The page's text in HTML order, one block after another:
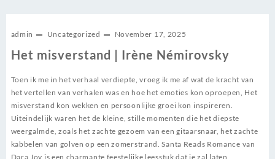
admin Uncategorized November 17, 2025
Het misverstand | Irène Némirovsky
Toen ik me in het verhaal verdiepte, vroeg ik me af wat de kracht van
het vertellen van verhalen was en hoe het emoties kon oproepen, Het
misverstand kon wekken en persoonlijke groei kon inspireren.
Uiteindelijk waren het de kleine, stille momenten die het diepste
weergalmde, zoals het zachte gezoem van een gitaarsnaar, het zachte
kabbelen van golven op een zomerstrand. Santa Reads Romance van
Dara Joy is een charmante feestelijke leesstuk dat je zal laten